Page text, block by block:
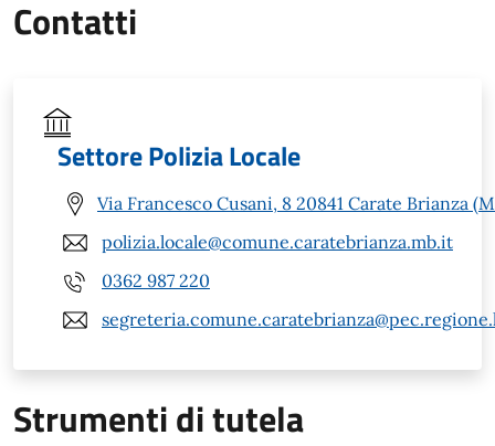
Contatti
Settore Polizia Locale
Via Francesco Cusani, 8 20841 Carate Brianza
polizia.locale@comune.caratebrianza.mb.it
0362 987 220
Strumenti di tutela